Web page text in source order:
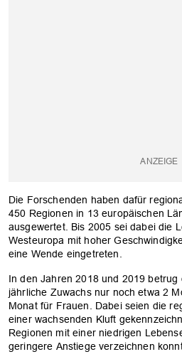
Die Forschenden haben dafür
450 Regionen in 13 europäischen
ausgewertet. Bis 2005 sei dabei die
Westeuropa mit hoher
eine Wende eingetreten.
In den Jahren 2018 und 2019
jährliche Zuwachs nur noch etwa 2
Monat für Frauen. Dabei seien die
einer wachsenden Kluft
Regionen mit einer niedrigen
geringere Anstiege verzeichnen